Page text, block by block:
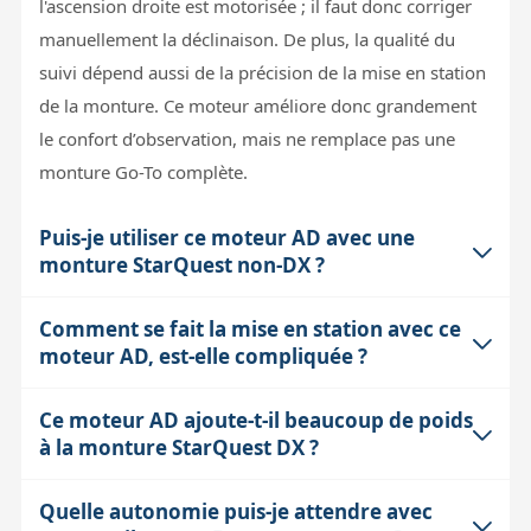
l'ascension droite est motorisée ; il faut donc corriger
manuellement la déclinaison. De plus, la qualité du
suivi dépend aussi de la précision de la mise en station
de la monture. Ce moteur améliore donc grandement
le confort d’observation, mais ne remplace pas une
monture Go-To complète.
Puis-je utiliser ce moteur AD avec une
monture StarQuest non-DX ?
Non, ce moteur est spécifiquement conçu pour la
monture Sky-Watcher StarQuest DX. Les versions
mécaniques différentes, ce qui rend l’adaptation
impossible. Utiliser ce moteur sur une autre monture
pourrait endommager le matériel ou ne pas
Comment se fait la mise en station avec ce
moteur AD, est-elle compliquée ?
La mise en station doit être réalisée manuellement et
avec soin pour que le moteur puisse suivre
entraînera un décalage progressif de l’objet observé,
Ce moteur AD ajoute-t-il beaucoup de poids
à la monture StarQuest DX ?
Le moteur AD et son boîtier d’alimentation restent
Quelle autonomie puis-je attendre avec